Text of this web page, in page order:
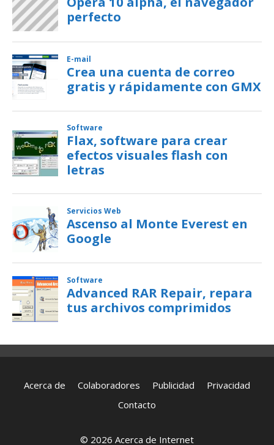
Acerca de Colaboradores Publicidad
Privacidad
Contacto
© 2026 Acerca de Internet